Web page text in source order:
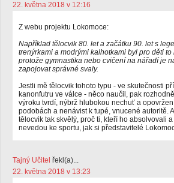
22. května 2018 v 12:16
Z webu projektu Lokomoce:
Například tělocvik 80. let a začátku 90. let s
trenýrkami a modrými kalhotkami byl pro děti
protože gymnastika nebo cvičení na nářadí je
zapojovat správné svaly.
Jestli mě tělocvik tohoto typu - ve skutečnosti
kanonfutru ve válce - něco naučil, pak
výroku tvrdí, nýbrž hlubokou nechuť a
podobách a nenávist k tupé, vnucené autoritě.
tělocvik tak skvělý, proč ti, kteří ho absolvovali
nevedou ke sportu, jak si představitelé
Tajný Učitel řekl(a)...
22. května 2018 v 13:23